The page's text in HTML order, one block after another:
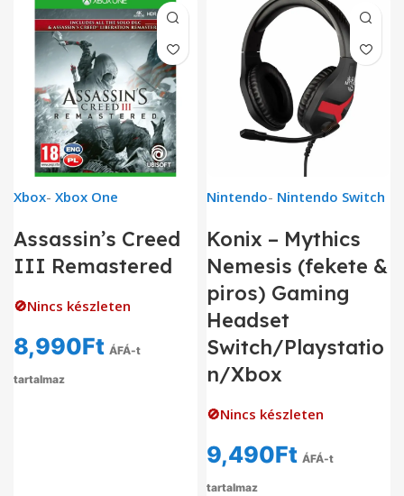
Xbox- Xbox One
Assassin’s Creed
III Remastered
🚫Nincs készleten
8,990Ft ÁFÁ-t
tartalmaz
Nintendo- Nintendo Switch
Konix – Mythics
Nemesis (fekete &
piros) Gaming
Headset
Switch/Playstatio
n/Xbox
🚫Nincs készleten
9,490Ft ÁFÁ-t
tartalmaz